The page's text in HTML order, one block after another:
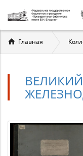
Вы
здесь
Главная